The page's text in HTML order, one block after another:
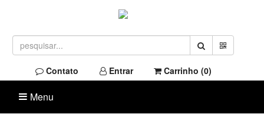
Contato Entrar Carrinho (0)
Menu